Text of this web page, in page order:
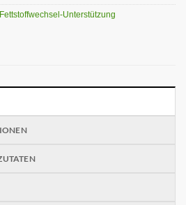
Fettstoffwechsel-Unterstützung